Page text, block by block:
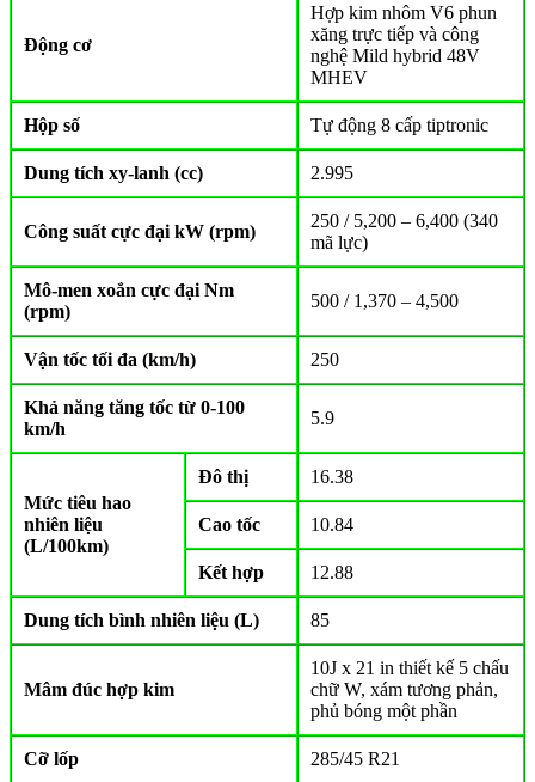
Động cơ
Hợp kim nhôm V6 phun
xăng trực tiếp và công
nghệ Mild hybrid 48V
MHEV
Hộp số Tự động 8 cấp tiptronic
Dung tích xy-lanh (cc) 2.995
Công suất cực đại kW (rpm)
250 / 5,200 – 6,400 (340
mã lực)
Mô-men xoắn cực đại Nm
(rpm)
500 / 1,370 – 4,500
Vận tốc tối đa (km/h) 250
Khả năng tăng tốc từ 0-100
km/h
5.9
Mức tiêu hao
nhiên liệu
(L/100km)
Đô thị 16.38
Cao tốc 10.84
Kết hợp 12.88
Dung tích bình nhiên liệu (L) 85
Mâm đúc hợp kim
10J x 21 in thiết kế 5 chấu
chữ W, xám tương phản,
phủ bóng một phần
Cỡ lốp 285/45 R21